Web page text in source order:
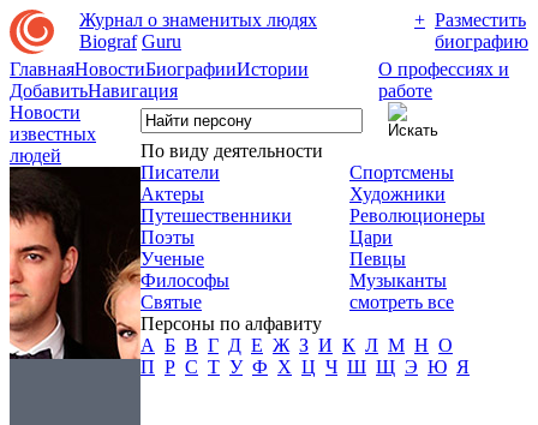
Журнал о знаменитых людях
Biograf Guru
+ Разместить
биографию
ГлавнаяНовостиБиографииИстории
ДобавитьНавигация
О профессиях и
работе
Новости
известных
людей
По виду деятельности
Писатели
Актеры
Путешественники
Поэты
Ученые
Философы
Святые
Спортсмены
Художники
Революционеры
Цари
Певцы
Музыканты
смотреть все
Персоны по алфавиту
А Б В Г Д Е Ж З И К Л М Н О
П Р С Т У Ф Х Ц Ч Ш Щ Э Ю Я